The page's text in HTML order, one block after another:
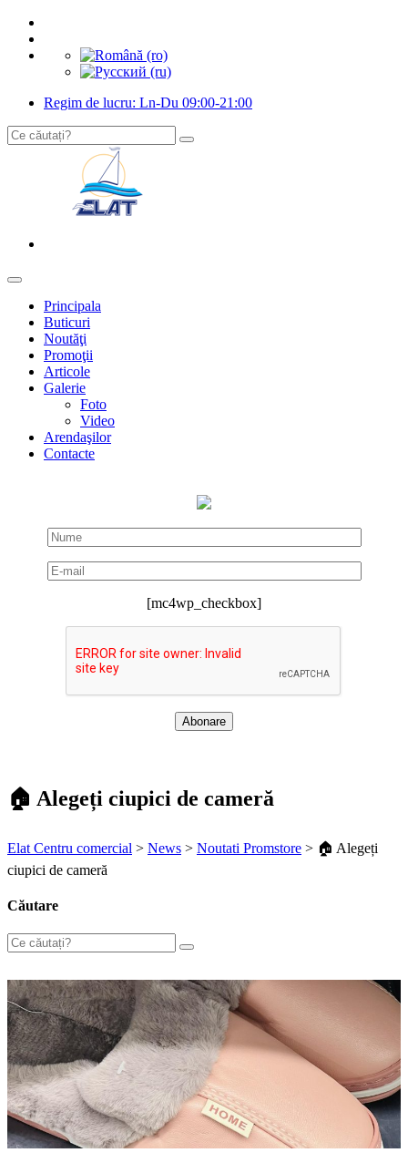
Regim de lucru: Ln-Du 09:00-21:00
Principala
Buticuri
Noutăţi
Promoţii
Articole
Galerie
Foto
Video
Arendaşilor
Contacte
[mc4wp_checkbox]
🏠 Alegeți ciupici de cameră
Elat Centru comercial > News > Noutati Promstore > 🏠 Alegeți
ciupici de cameră
Căutare